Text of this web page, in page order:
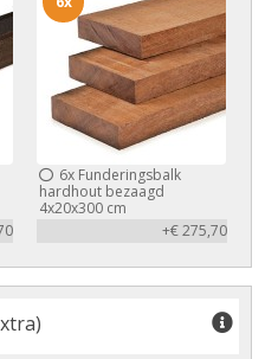
6x Funderingsbalk
hardhout bezaagd
4x20x300 cm
+€ 275,70